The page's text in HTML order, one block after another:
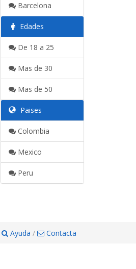
Barcelona
Edades
De 18 a 25
Mas de 30
Mas de 50
Paises
Colombia
Mexico
Peru
Ayuda / Contacta